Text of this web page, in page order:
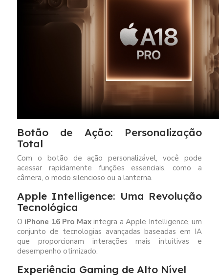
Botão de Ação: Personalização
Total
Com o botão de ação personalizável, você pode
acessar rapidamente funções essenciais, como a
câmera, o modo silencioso ou a lanterna.
Apple Intelligence: Uma Revolução
Tecnológica
O iPhone 16 Pro Maxintegra a Apple Intelligence, um
conjunto de tecnologias avançadas baseadas em IA
que proporcionam interações mais intuitivas e
desempenho otimizado.
Experiência Gaming de Alto Nível